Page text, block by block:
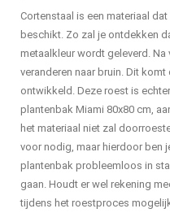
Cortenstaal is een materiaal
beschikt. Zo zal je ontdekken
metaalkleur wordt geleverd.
veranderen naar bruin. Dit
ontwikkeld. Deze roest is
plantenbak Miami 80x80 cm,
het materiaal niet zal
voor nodig, maar hierdoor ben
plantenbak probleemloos in
gaan. Houdt er wel rekening
tijdens het roestproces